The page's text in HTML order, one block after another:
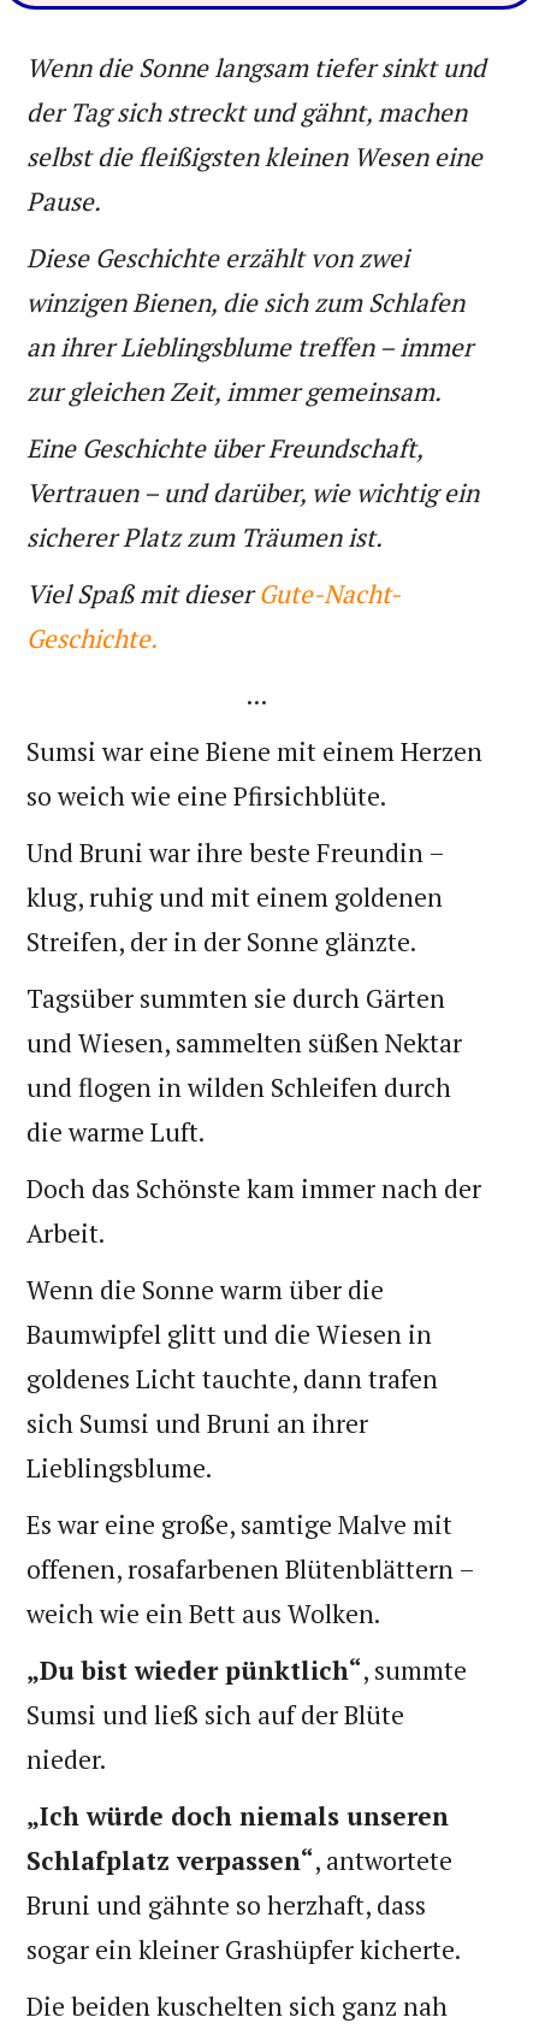
Wenn die Sonne langsam tiefer sinkt und
der Tag sich streckt und gähnt, machen
selbst die fleißigsten kleinen Wesen eine
Pause.
Diese Geschichte erzählt von zwei
winzigen Bienen, die sich zum Schlafen
an ihrer Lieblingsblume treffen – immer
zur gleichen Zeit, immer gemeinsam.
Eine Geschichte über Freundschaft,
Vertrauen – und darüber, wie wichtig ein
sicherer Platz zum Träumen ist.
Viel Spaß mit dieserGute-Nacht-
Geschichte.
...
Sumsi war eine Biene mit einem Herzen
so weich wie eine Pfirsichblüte.
Und Bruni war ihre beste Freundin –
klug, ruhig und mit einem goldenen
Streifen, der in der Sonne glänzte.
Tagsüber summten sie durch Gärten
und Wiesen, sammelten süßen Nektar
und flogen in wilden Schleifen durch
die warme Luft.
Doch das Schönste kam immer nach der
Arbeit.
Wenn die Sonne warm über die
Baumwipfel glitt und die Wiesen in
goldenes Licht tauchte, dann trafen
sich Sumsi und Bruni an ihrer
Lieblingsblume.
Es war eine große, samtige Malve mit
offenen, rosafarbenen Blütenblättern –
weich wie ein Bett aus Wolken.
„Du bist wieder pünktlich“, summte
Sumsi und ließ sich auf der Blüte
nieder.
„Ich würde doch niemals unseren
Schlafplatz verpassen“, antwortete
Bruni und gähnte so herzhaft, dass
sogar ein kleiner Grashüpfer kicherte.
Die beiden kuschelten sich ganz nah